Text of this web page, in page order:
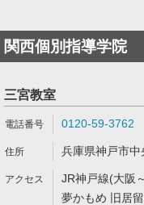
関西個別指導学院
三宮教室
0120-59-3762
兵庫県神戸市
JR神戸線(大阪
夢かもめ 旧居